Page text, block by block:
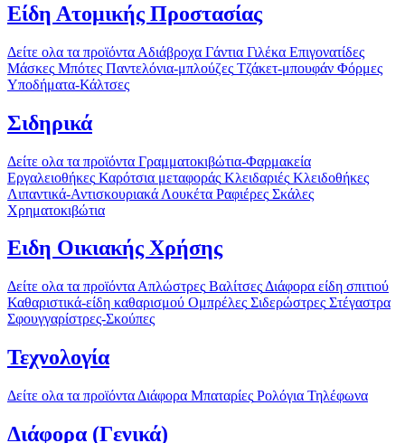
Είδη Ατομικής Προστασίας
Δείτε ολα τα προϊόντα Αδιάβροχα Γάντια Γιλέκα Επιγονατίδες
Μάσκες Μπότες Παντελόνια-μπλούζες Τζάκετ-μπουφάν Φόρμες
Υποδήματα-Κάλτσες
Σιδηρικά
Δείτε ολα τα προϊόντα Γραμματοκιβώτια-Φαρμακεία
Εργαλειοθήκες Καρότσια μεταφοράς Κλειδαριές Κλειδοθήκες
Λιπαντικά-Αντισκουριακά Λουκέτα Ραφιέρες Σκάλες
Χρηματοκιβώτια
Ειδη Οικιακής Χρήσης
Δείτε ολα τα προϊόντα Απλώστρες Βαλίτσες Διάφορα είδη σπιτιού
Καθαριστικά-είδη καθαρισμού Ομπρέλες Σιδερώστρες Στέγαστρα
Σφουγγαρίστρες-Σκούπες
Τεχνολογία
Δείτε ολα τα προϊόντα Διάφορα Μπαταρίες Ρολόγια Τηλέφωνα
Διάφορα (Γενικά)